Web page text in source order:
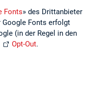
Fonts» des Drittanbieter
Google Fonts erfolgt
(in der Regel in den
Opt-Out.